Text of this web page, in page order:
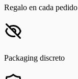
Regalo en cada pedido
Packaging discreto